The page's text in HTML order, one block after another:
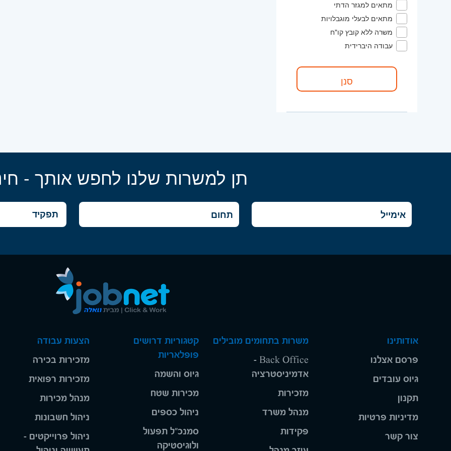
מתאים למגזר הדתי
מתאים לבעלי מוגבלויות
משרה ללא קובץ קו"ח
עבודה היברידית
תן למשרות שלנו לחפש אותך -
אודותינו
פרסם אצלנו
גיוס עובדים
תקנון
מדיניות פרטיות
צור קשר
משרות בתחומים מובילים
Back Office -
אדמיניסטרציה
מזכירות
מנהל משרד
פקידות
קטגוריות דרושים
פופלאריות
גיוס והשמה
מכירות שטח
ניהול כספים
סמנכ"ל תפעול
ולוגיסטיקה
הצעות עבודה
מזכירות בכירה
מזכירות רפואית
מנהל מכירות
ניהול חשבונות
ניהול פרוייקטים -